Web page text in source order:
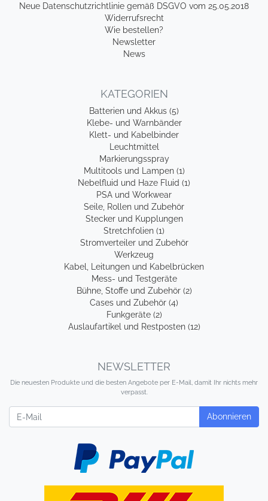
Neue Datenschutzrichtlinie gemäß DSGVO vom 25.05.2018
Widerrufsrecht
Wie bestellen?
Newsletter
News
KATEGORIEN
Batterien und Akkus (5)
Klebe- und Warnbänder
Klett- und Kabelbinder
Leuchtmittel
Markierungsspray
Multitools und Lampen (1)
Nebelfluid und Haze Fluid (1)
PSA und Workwear
Seile, Rollen und Zubehör
Stecker und Kupplungen
Stretchfolien (1)
Stromverteiler und Zubehör
Werkzeug
Kabel, Leitungen und Kabelbrücken
Mess- und Testgeräte
Bühne, Stoffe und Zubehör (2)
Cases und Zubehör (4)
Funkgeräte (2)
Auslaufartikel und Restposten (12)
NEWSLETTER
Die neuesten Produkte und die besten Angebote per E-Mail, damit Ihr nichts mehr
verpasst.
Abonnieren